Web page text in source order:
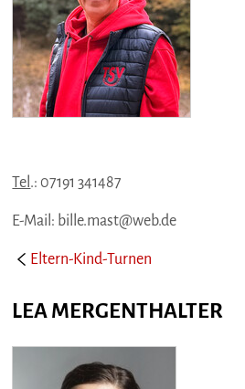
Tel .: 07191 341487
E-Mail: bille.mast@web.de
Eltern-Kind-Turnen
LEA MERGENTHALTER